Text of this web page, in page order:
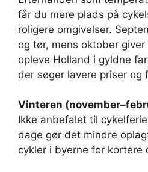
får du mere plads på
roligere omgivelser.
og tør, mens oktober
opleve Holland i gyldne
der søger lavere priser og
Vinteren
Ikke anbefalet til
dage gør det mindre
cykler i byerne for kortere